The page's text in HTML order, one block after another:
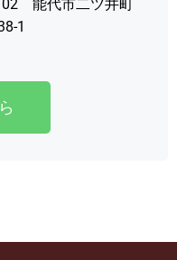
能代市二ツ井町
1